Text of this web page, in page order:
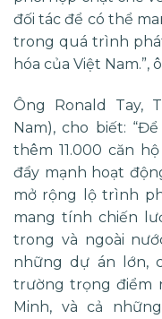
đối tác để có thể
trong quá trình
hóa của Việt Nam.”,
Ông Ronald Tay,
Nam), cho biết:
thêm 11.000 căn
đẩy mạnh hoạt
mở rộng lộ trình
mang tính chiến
trong và ngoài
những dự án lớn,
trường trọng điểm
Minh, và cả